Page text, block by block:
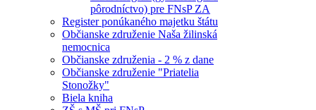
pôrodníctvo) pre FNsP ZA
Register ponúkaného majetku štátu
Občianske združenie Naša žilinská
nemocnica
Občianske združenia - 2 % z dane
Občianske združenie "Priatelia
Stonožky"
Biela kniha